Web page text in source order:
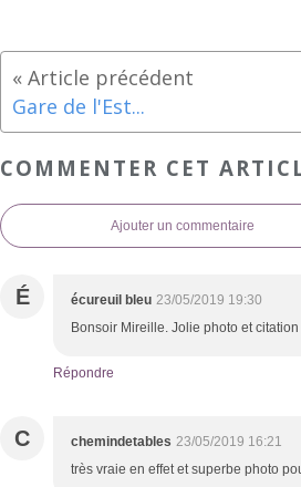
Gare de l'Est...
COMMENTER CET
Ajouter un commentaire
É écureuil bleu 23/05/2019 19:30
Bonsoir Mireille. Jolie photo et
Répondre
C chemindetables 23/05/2019 16:21
très vraie en effet et superbe photo